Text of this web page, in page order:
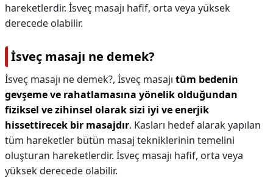
hareketlerdir. İsveç masajı hafif, orta veya yüksek
derecede olabilir.
İsveç masajı ne demek?
İsveç masajı ne demek?, İsveç masajı tüm bedenin
gevşeme ve rahatlamasına yönelik olduğundan
fiziksel ve zihinsel olarak sizi iyi ve enerjik
hissettirecek bir masajdır. Kasları hedef alarak yapılan
tüm hareketler bütün masaj tekniklerinin temelini
oluşturan hareketlerdir. İsveç masajı hafif, orta veya
yüksek derecede olabilir.